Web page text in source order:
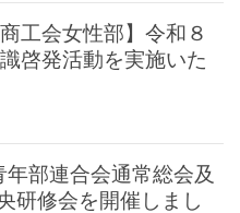
工会女性部】令和８
啓発活動を実施いた
部連合会通常総会及
研修会を開催しまし